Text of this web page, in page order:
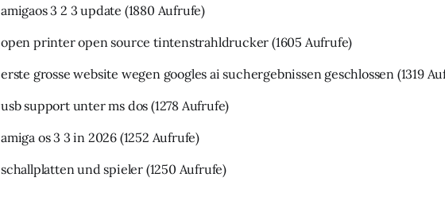
amigaos 3 2 3 update (1880 Aufrufe)
open printer open source tintenstrahldrucker (1605 Aufrufe)
erste grosse website wegen googles ai suchergebnissen geschlossen (1319
usb support unter ms dos (1278 Aufrufe)
amiga os 3 3 in 2026 (1252 Aufrufe)
schallplatten und spieler (1250 Aufrufe)